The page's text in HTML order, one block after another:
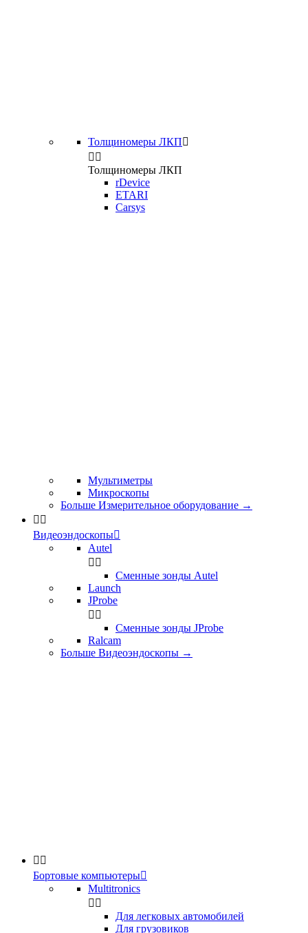
Толщиномеры ЛКП
 
Толщиномеры ЛКП
rDevice
ETARI
Carsys
Мультиметры
Микроскопы
Больше Измерительное оборудование →
 
Видеоэндоскопы
Autel
 
Сменные зонды Autel
Launch
JProbe
 
Сменные зонды JProbe
Ralcam
Больше Видеоэндоскопы →
 
Бортовые компьютеры
Multitronics
 
Для легковых автомобилей
Для грузовиков